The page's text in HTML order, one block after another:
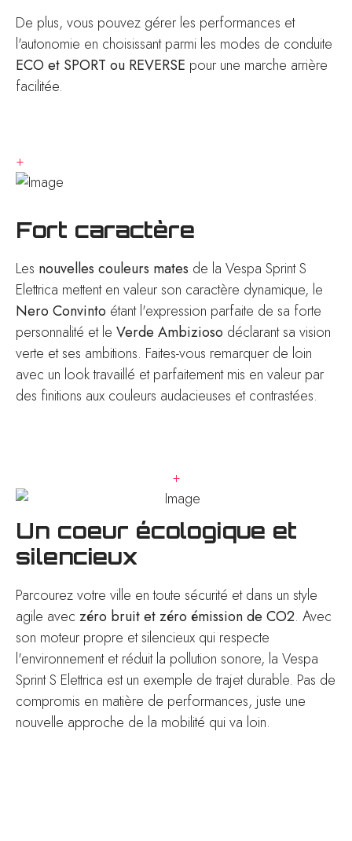
De plus, vous pouvez gérer les performances et
l'autonomie en choisissant parmi les modes de conduite
ECO et SPORT ou REVERSE pour une marche arrière
facilitée.
+
Fort caractère
Les nouvelles couleurs mates de la Vespa Sprint S
Elettrica mettent en valeur son caractère dynamique, le
Nero Convinto étant l'expression parfaite de sa forte
personnalité et le Verde Ambizioso déclarant sa vision
verte et ses ambitions. Faites-vous remarquer de loin
avec un look travaillé et parfaitement mis en valeur par
des finitions aux couleurs audacieuses et contrastées.
+
Un coeur écologique et
silencieux
Parcourez votre ville en toute sécurité et dans un style
agile avec zéro bruit et zéro émission de CO2. Avec
son moteur propre et silencieux qui respecte
l'environnement et réduit la pollution sonore, la Vespa
Sprint S Elettrica est un exemple de trajet durable. Pas de
compromis en matière de performances, juste une
nouvelle approche de la mobilité qui va loin.